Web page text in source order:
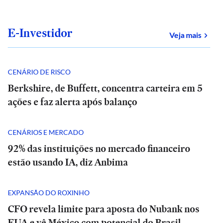
E-Investidor Veja mais
CENÁRIO DE RISCO
Berkshire, de Buffett, concentra carteira em 5
ações e faz alerta após balanço
CENÁRIOS E MERCADO
92% das instituições no mercado financeiro
estão usando IA, diz Anbima
EXPANSÃO DO ROXINHO
CFO revela limite para aposta do Nubank nos